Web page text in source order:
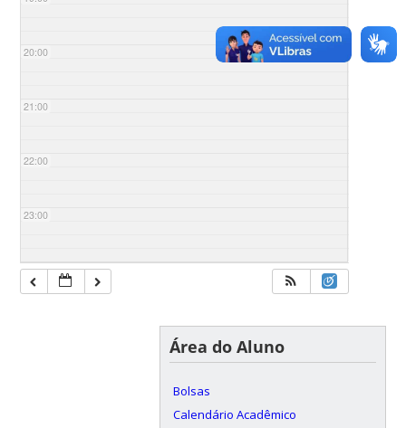
20:00
21:00
22:00
23:00
Área do Aluno
Bolsas
Calendário Acadêmico